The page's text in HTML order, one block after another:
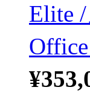
Elite